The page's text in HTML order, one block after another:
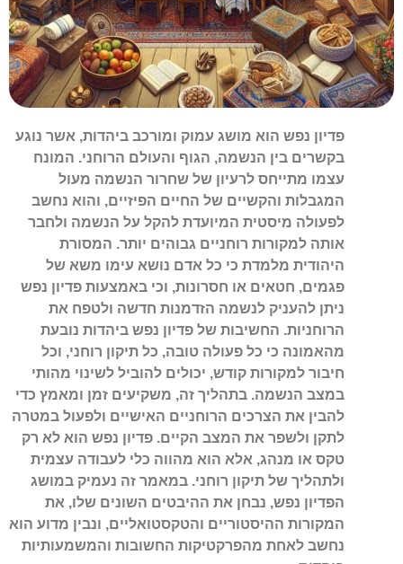
פדיון נפש הוא מושג עמוק ומורכב ביהדות, אשר נוגע
בקשרים בין הנשמה, הגוף והעולם הרוחני. המונח
עצמו מתייחס לרעיון של שחרור הנשמה מעול
המגבלות והקשיים של החיים הפיזיים, והוא נחשב
לפעולה מיסטית המיועדת להקל על הנשמה ולחבר
אותה למקורות רוחניים גבוהים יותר. המסורת
היהודית מלמדת כי כל אדם נושא עימו משא של
פגמים, חטאים או חסרונות, וכי באמצעות פדיון נפש
ניתן להעניק לנשמה הזדמנות חדשה ולטפח את
הרוחניות. החשיבות של פדיון נפש ביהדות נובעת
מהאמונה כי כל פעולה טובה, כל תיקון רוחני, וכל
חיבור למקורות קודש, יכולים להוביל לשינוי מהותי
במצב הנשמה. בתהליך זה, משקיעים זמן ומאמץ כדי
להבין את הצרכים הרוחניים האישיים ולפעול במטרה
לתקן ולשפר את המצב הקיים. פדיון נפש הוא לא רק
טקס או מנהג, אלא הוא מהווה כלי לעבודה עצמית
ולתהליך של תיקון רוחני. במאמר זה נעמיק במושג
הפדיון נפש, נבחן את ההיבטים השונים שלו, את
המקורות ההיסטוריים והטקסטואליים, ונבין מדוע הוא
נחשב לאחת מהפרקטיקות החשובות והמשמעותיות